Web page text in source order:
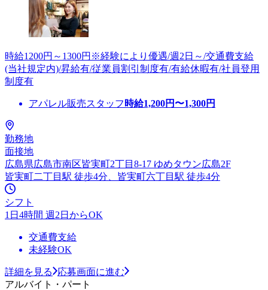
時給1200円～1300円※経験により優遇/週2日～/交通費支給
(当社規定内)/昇給有/従業員割引制度有/有給休暇有/社員登用
制度有
アパレル販売スタッフ 時給1,200円〜1,300円
勤務地
面接地
広島県広島市南区皆実町2丁目8-17 ゆめタウン広島2F
皆実町二丁目駅 徒歩4分、皆実町六丁目駅 徒歩4分
シフト
1日4時間 週2日からOK
交通費支給
未経験OK
詳細を見る
応募画面に進む
アルバイト・パート